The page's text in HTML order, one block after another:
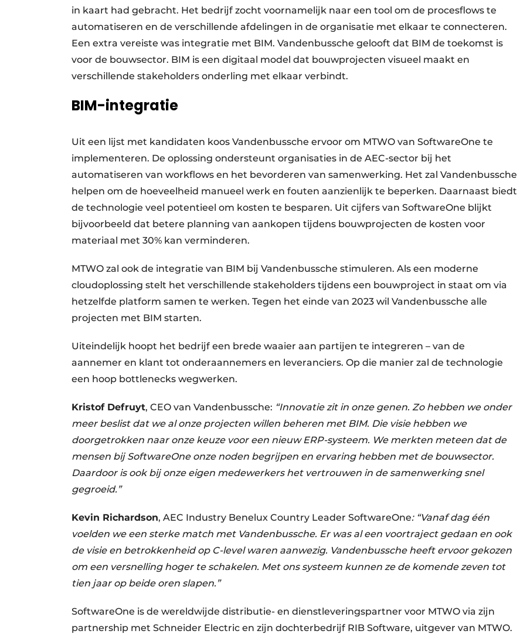
in kaart had gebracht. Het bedrijf zocht voornamelijk naar een tool om de procesflows te
automatiseren en de verschillende afdelingen in de organisatie met elkaar te connecteren.
Een extra vereiste was integratie met BIM. Vandenbussche gelooft dat BIM de toekomst is
voor de bouwsector. BIM is een digitaal model dat bouwprojecten visueel maakt en
verschillende stakeholders onderling met elkaar verbindt.
BIM-integratie
Uit een lijst met kandidaten koos Vandenbussche ervoor om MTWO van SoftwareOne te
implementeren. De oplossing ondersteunt organisaties in de AEC-sector bij het
automatiseren van workflows en het bevorderen van samenwerking. Het zal Vandenbussche
helpen om de hoeveelheid manueel werk en fouten aanzienlijk te beperken. Daarnaast biedt
de technologie veel potentieel om kosten te besparen. Uit cijfers van SoftwareOne blijkt
bijvoorbeeld dat betere planning van aankopen tijdens bouwprojecten de kosten voor
materiaal met 30% kan verminderen.
MTWO zal ook de integratie van BIM bij Vandenbussche stimuleren. Als een moderne
cloudoplossing stelt het verschillende stakeholders tijdens een bouwproject in staat om via
hetzelfde platform samen te werken. Tegen het einde van 2023 wil Vandenbussche alle
projecten met BIM starten.
Uiteindelijk hoopt het bedrijf een brede waaier aan partijen te integreren – van de
aannemer en klant tot onderaannemers en leveranciers. Op die manier zal de technologie
een hoop bottlenecks wegwerken.
Kristof Defruyt, CEO van Vandenbussche: “Innovatie zit in onze genen. Zo hebben we onder
meer beslist dat we al onze projecten willen beheren met BIM. Die visie hebben we
doorgetrokken naar onze keuze voor een nieuw ERP-systeem. We merkten meteen dat de
mensen bij SoftwareOne onze noden begrijpen en ervaring hebben met de bouwsector.
Daardoor is ook bij onze eigen medewerkers het vertrouwen in de samenwerking snel
gegroeid.”
Kevin Richardson, AEC Industry Benelux Country Leader SoftwareOne: “Vanaf dag één
voelden we een sterke match met Vandenbussche. Er was al een voortraject gedaan en ook
de visie en betrokkenheid op C-level waren aanwezig. Vandenbussche heeft ervoor gekozen
om een versnelling hoger te schakelen. Met ons systeem kunnen ze de komende zeven tot
tien jaar op beide oren slapen.”
SoftwareOne is de wereldwijde distributie- en dienstleveringspartner voor MTWO via zijn
partnership met Schneider Electric en zijn dochterbedrijf RIB Software, uitgever van MTWO.